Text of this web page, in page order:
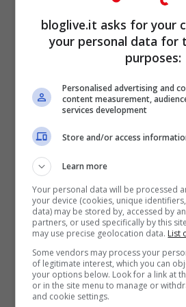
Chiara Ferragni a Parigi per
bloglive.it asks for your
your personal data for
purposes:
Personalised advertising and
content measurement,
services development
Store and/or access
Learn more
Your personal data will be processed
your device (cookies, unique
data) may be stored by, accessed by
partners, or used specifically by this
may use precise geolocation data. List
Some vendors may process your
of legitimate interest, which you can
your options below. Look for a link at
or in the site menu to manage or
and cookie settings.